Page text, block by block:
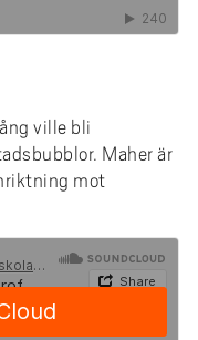
ville bli
Maher är
mot